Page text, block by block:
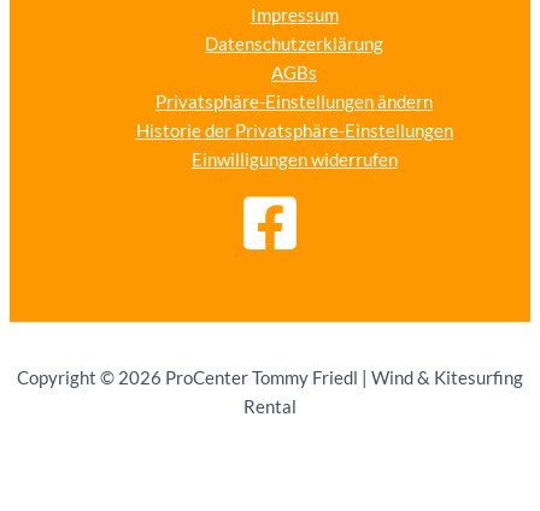
Impressum
Datenschutzerklärung
AGBs
Privatsphäre-Einstellungen ändern
Historie der Privatsphäre-Einstellungen
Einwilligungen widerrufen
Copyright © 2026 ProCenter Tommy Friedl | Wind & Kitesurfing
Rental